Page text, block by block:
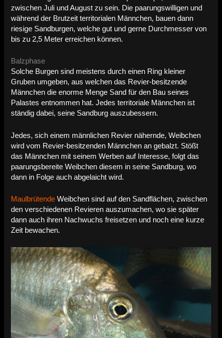
zwischen Juli und August zu sein. Die paarungswilligen und
während der Brutzeit territorialen Männchen, bauen dann
riesige Sandburgen, welche gut und gerne Durchmesser von
bis zu 2,5 Meter erreichen können.
Balzphase
Solche Burgen sind meistens durch einen Ring kleiner
Gruben umgeben, aus welchen das Revier-besitzende
Männchen die enorme Menge Sand für den Bau seines
Palastes entnommen hat. Jedes territoriale Männchen ist
ständig dabei, seine Sandburg auszubessern.
Jedes, sich einem männlichen Revier nähernde, Weibchen
wird vom Revier-besitzenden Männchen an gebalzt. Stößt
das Männchen mit seinem Werben auf Interesse, folgt das
paarungsbereite Weibchen diesem in seine Sandburg, wo
dann in Folge auch abgelaicht wird.
Maulbrütende Weibchen sind auf den Sandflächen, zwischen
den verschiedenen Revieren auszumachen, wo sie später
dann auch ihren Nachwuchs freisetzen und noch eine kurze
Zeit bewachen.